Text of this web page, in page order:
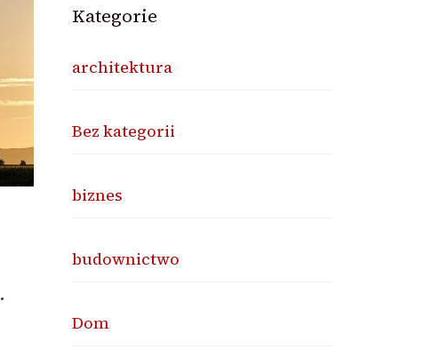
Kategorie
architektura
Bez kategorii
biznes
budownictwo
Dom